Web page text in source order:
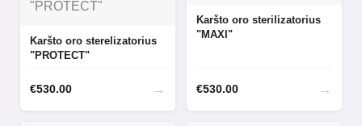
Karšto oro sterelizatorius
"PROTECT"
€530.00 →
Karšto oro sterilizatorius
"MAXI"
€530.00 →